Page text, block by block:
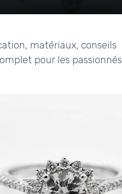
matériaux, conseils
pour les